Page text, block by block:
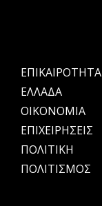
ΕΠΙΚΑΙΡΟΤΗΤΑ
ΕΛΛΑΔΑ
OIKONOMIA
ΕΠΙΧΕΙΡΗΣΕΙΣ
ΠΟΛΙΤΙΚΗ
ΠΟΛΙΤΙΣΜΟΣ